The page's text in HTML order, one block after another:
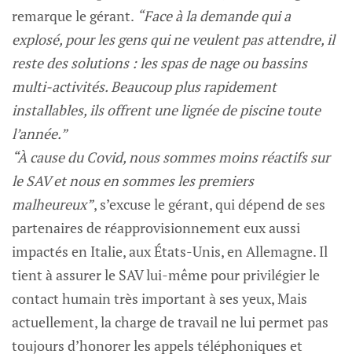
remarque le gérant. “Face à la demande qui a
explosé, pour les gens qui ne veulent pas attendre, il
reste des solutions : les spas de nage ou bassins
multi-activités. Beaucoup plus rapidement
installables, ils offrent une lignée de piscine toute
l’année.”
“À cause du Covid, nous sommes moins réactifs sur
le SAV et nous en sommes les premiers
malheureux”, s’excuse le gérant, qui dépend de ses
partenaires de réapprovisionnement eux aussi
impactés en Italie, aux États-Unis, en Allemagne. Il
tient à assurer le SAV lui-même pour privilégier le
contact humain très important à ses yeux, Mais
actuellement, la charge de travail ne lui permet pas
toujours d’honorer les appels téléphoniques et